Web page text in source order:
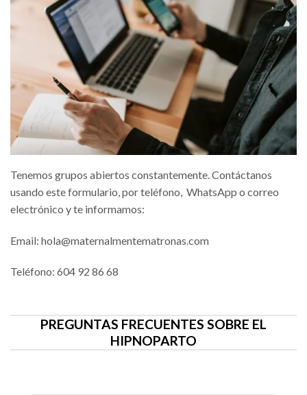
Tenemos grupos abiertos constantemente. Contáctanos
usando este formulario, por teléfono, WhatsApp o correo
electrónico y te informamos:
Email: hola@maternalmentematronas.com
Teléfono: 604 92 86 68
PREGUNTAS FRECUENTES SOBRE EL
HIPNOPARTO